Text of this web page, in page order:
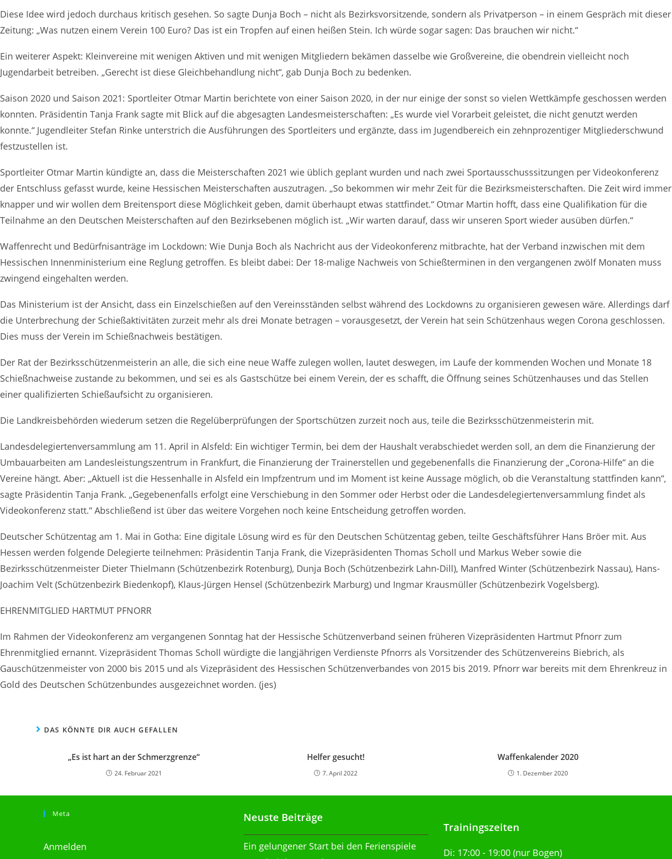
Diese Idee wird jedoch durchaus kritisch gesehen. So sagte Dunja Boch – nicht als Bezirksvorsitzende, sondern als Privatperson – in einem Gespräch mit dieser
Zeitung: „Was nutzen einem Verein 100 Euro? Das ist ein Tropfen auf einen heißen Stein. Ich würde sogar sagen: Das brauchen wir nicht.“
Ein weiterer Aspekt: Kleinvereine mit wenigen Aktiven und mit wenigen Mitgliedern bekämen dasselbe wie Großvereine, die obendrein vielleicht noch
Jugendarbeit betreiben. „Gerecht ist diese Gleichbehandlung nicht“, gab Dunja Boch zu bedenken.
Saison 2020 und Saison 2021: Sportleiter Otmar Martin berichtete von einer Saison 2020, in der nur einige der sonst so vielen Wettkämpfe geschossen werden
konnten. Präsidentin Tanja Frank sagte mit Blick auf die abgesagten Landesmeisterschaften: „Es wurde viel Vorarbeit geleistet, die nicht genutzt werden
konnte.“ Jugendleiter Stefan Rinke unterstrich die Ausführungen des Sportleiters und ergänzte, dass im Jugendbereich ein zehnprozentiger Mitgliederschwund
festzustellen ist.
Sportleiter Otmar Martin kündigte an, dass die Meisterschaften 2021 wie üblich geplant wurden und nach zwei Sportausschusssitzungen per Videokonferenz
der Entschluss gefasst wurde, keine Hessischen Meisterschaften auszutragen. „So bekommen wir mehr Zeit für die Bezirksmeisterschaften. Die Zeit wird immer
knapper und wir wollen dem Breitensport diese Möglichkeit geben, damit überhaupt etwas stattfindet.“ Otmar Martin hofft, dass eine Qualifikation für die
Teilnahme an den Deutschen Meisterschaften auf den Bezirksebenen möglich ist. „Wir warten darauf, dass wir unseren Sport wieder ausüben dürfen.“
Waffenrecht und Bedürfnisanträge im Lockdown: Wie Dunja Boch als Nachricht aus der Videokonferenz mitbrachte, hat der Verband inzwischen mit dem
Hessischen Innenministerium eine Reglung getroffen. Es bleibt dabei: Der 18-malige Nachweis von Schießterminen in den vergangenen zwölf Monaten muss
zwingend eingehalten werden.
Das Ministerium ist der Ansicht, dass ein Einzelschießen auf den Vereinsständen selbst während des Lockdowns zu organisieren gewesen wäre. Allerdings darf
die Unterbrechung der Schießaktivitäten zurzeit mehr als drei Monate betragen – vorausgesetzt, der Verein hat sein Schützenhaus wegen Corona geschlossen.
Dies muss der Verein im Schießnachweis bestätigen.
Der Rat der Bezirksschützenmeisterin an alle, die sich eine neue Waffe zulegen wollen, lautet deswegen, im Laufe der kommenden Wochen und Monate 18
Schießnachweise zustande zu bekommen, und sei es als Gastschütze bei einem Verein, der es schafft, die Öffnung seines Schützenhauses und das Stellen
einer qualifizierten Schießaufsicht zu organisieren.
Die Landkreisbehörden wiederum setzen die Regelüberprüfungen der Sportschützen zurzeit noch aus, teile die Bezirksschützenmeisterin mit.
Landesdelegiertenversammlung am 11. April in Alsfeld: Ein wichtiger Termin, bei dem der Haushalt verabschiedet werden soll, an dem die Finanzierung der
Umbauarbeiten am Landesleistungszentrum in Frankfurt, die Finanzierung der Trainerstellen und gegebenenfalls die Finanzierung der „Corona-Hilfe“ an die
Vereine hängt. Aber: „Aktuell ist die Hessenhalle in Alsfeld ein Impfzentrum und im Moment ist keine Aussage möglich, ob die Veranstaltung stattfinden kann“,
sagte Präsidentin Tanja Frank. „Gegebenenfalls erfolgt eine Verschiebung in den Sommer oder Herbst oder die Landesdelegiertenversammlung findet als
Videokonferenz statt.“ Abschließend ist über das weitere Vorgehen noch keine Entscheidung getroffen worden.
Deutscher Schützentag am 1. Mai in Gotha: Eine digitale Lösung wird es für den Deutschen Schützentag geben, teilte Geschäftsführer Hans Bröer mit. Aus
Hessen werden folgende Delegierte teilnehmen: Präsidentin Tanja Frank, die Vizepräsidenten Thomas Scholl und Markus Weber sowie die
Bezirksschützenmeister Dieter Thielmann (Schützenbezirk Rotenburg), Dunja Boch (Schützenbezirk Lahn-Dill), Manfred Winter (Schützenbezirk Nassau), Hans-
Joachim Velt (Schützenbezirk Biedenkopf), Klaus-Jürgen Hensel (Schützenbezirk Marburg) und Ingmar Krausmüller (Schützenbezirk Vogelsberg).
EHRENMITGLIED HARTMUT PFNORR
Im Rahmen der Videokonferenz am vergangenen Sonntag hat der Hessische Schützenverband seinen früheren Vizepräsidenten Hartmut Pfnorr zum
Ehrenmitglied ernannt. Vizepräsident Thomas Scholl würdigte die langjährigen Verdienste Pfnorrs als Vorsitzender des Schützenvereins Biebrich, als
Gauschützenmeister von 2000 bis 2015 und als Vizepräsident des Hessischen Schützenverbandes von 2015 bis 2019. Pfnorr war bereits mit dem Ehrenkreuz in
Gold des Deutschen Schützenbundes ausgezeichnet worden. (jes)
DAS KÖNNTE DIR AUCH GEFALLEN
„Es ist hart an der Schmerzgrenze“
24. Februar 2021
Helfer gesucht!
7. April 2022
Waffenkalender 2020
1. Dezember 2020
Meta
Anmelden
Neuste Beiträge
Ein gelungener Start bei den Ferienspiele
Trainingszeiten
Di: 17:00 - 19:00 (nur Bogen)